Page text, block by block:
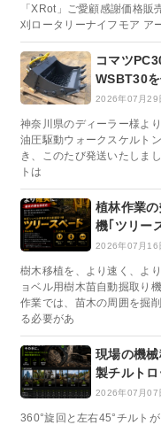
「XRot」ご愛顧感謝価格
刈ロータリーナイフモア ア
コマツ
WSBT30
2026年07月29
神奈川県のディーラー様よ
油圧駆動ウォークスケルト
き、このたび発送いたしま
トは
植林作業
機｢ツリー
2026年07月16
樹木移植を、より速く、よ
ョベル用樹木苗自動掘取り
作業では、苗木の周囲を掘
る必要があ
現場の機
製チルト
2026年07月07
360°旋回と左右45°チルト